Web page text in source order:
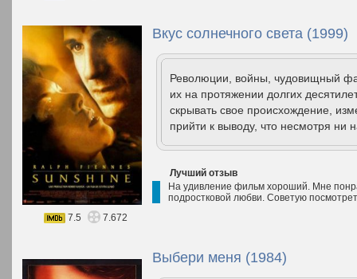
Вкус солнечного света (1999)
Революции, войны, чудовищный
их на протяжении долгих
скрывать свое происхождение,
прийти к выводу, что несмотря ни
Лучший отзыв
На удивление фильм хороший. Мне
подростковой любви. Советую
7.5
7.672
Выбери меня (1984)